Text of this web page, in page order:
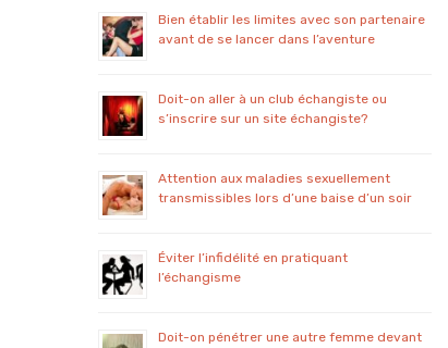
Bien établir les limites avec son partenaire
avant de se lancer dans l’aventure
Doit-on aller à un club échangiste ou
s’inscrire sur un site échangiste?
Attention aux maladies sexuellement
transmissibles lors d’une baise d’un soir
Éviter l’infidélité en pratiquant
l’échangisme
Doit-on pénétrer une autre femme devant